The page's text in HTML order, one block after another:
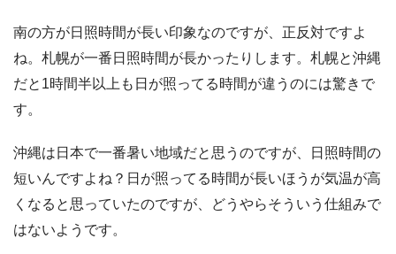
南の方が日照時間が長い印象なのですが、正反対ですよ
ね。札幌が一番日照時間が長かったりします。札幌と沖縄
だと1時間半以上も日が照ってる時間が違うのには驚きで
す。
沖縄は日本で一番暑い地域だと思うのですが、日照時間の
短いんですよね？日が照ってる時間が長いほうが気温が高
くなると思っていたのですが、どうやらそういう仕組みで
はないようです。